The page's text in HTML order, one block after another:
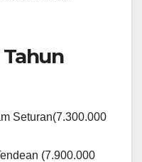
Seturan(7.300.000
(7.900.000